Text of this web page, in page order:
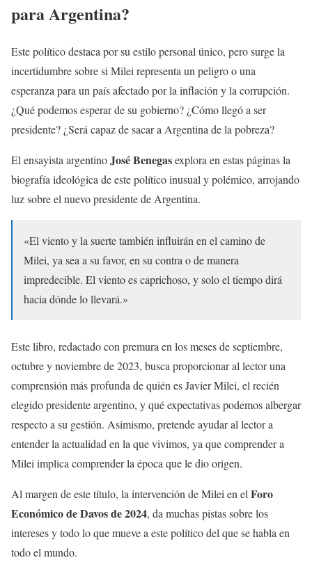
para Argentina?
Este político destaca por su estilo personal único, pero surge la
incertidumbre sobre si Milei representa un peligro o una
esperanza para un país afectado por la inflación y la corrupción.
¿Qué podemos esperar de su gobierno? ¿Cómo llegó a ser
presidente? ¿Será capaz de sacar a Argentina de la pobreza?
El ensayista argentinoJosé Benegasexplora en estas páginas la
biografía ideológica de este político inusual y polémico, arrojando
luz sobre el nuevo presidente de Argentina.
«El viento y la suerte también influirán en el camino de
Milei, ya sea a su favor, en su contra o de manera
impredecible. El viento es caprichoso, y solo el tiempo dirá
hacia dónde lo llevará.»
Este libro, redactado con premura en los meses de septiembre,
octubre y noviembre de 2023, busca proporcionar al lector una
comprensión más profunda de quién es Javier Milei, el recién
elegido presidente argentino, y qué expectativas podemos albergar
respecto a su gestión. Asimismo, pretende ayudar al lector a
entender la actualidad en la que vivimos, ya que comprender a
Milei implica comprender la época que le dio origen.
Al margen de este título, la intervención de Milei en elForo
Económico de Davos de 2024, da muchas pistas sobre los
intereses y todo lo que mueve a este político del que se habla en
todo el mundo.